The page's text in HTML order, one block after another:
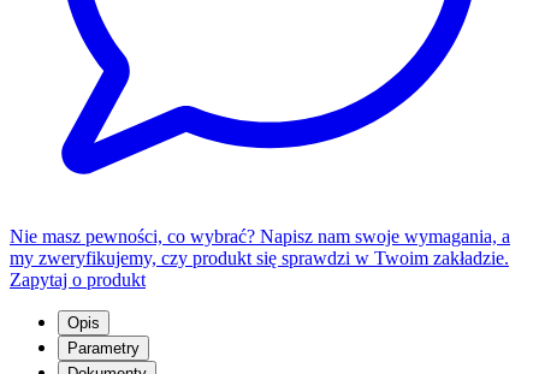
Nie masz pewności, co wybrać? Napisz nam swoje wymagania, a
my zweryfikujemy, czy produkt się sprawdzi w Twoim zakładzie.
Zapytaj o produkt
Opis
Parametry